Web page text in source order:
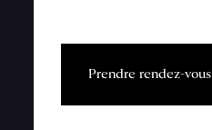
Prendre rendez-vous